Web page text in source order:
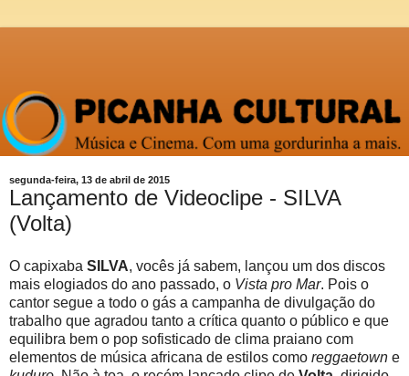
segunda-feira, 13 de abril de 2015
Lançamento de Videoclipe - SILVA
(Volta)
O capixaba SILVA, vocês já sabem, lançou um dos discos
mais elogiados do ano passado, o Vista pro Mar. Pois o
cantor segue a todo o gás a campanha de divulgação do
trabalho que agradou tanto a crítica quanto o público e que
equilibra bem o pop sofisticado de clima praiano com
elementos de música africana de estilos como reggaetown e